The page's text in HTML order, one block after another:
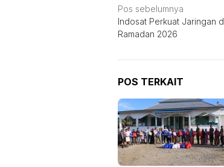
Navigasi
pos
Pos sebelumnya
Indosat Perkuat Jaringan
Ramadan 2026
POS TERKAIT